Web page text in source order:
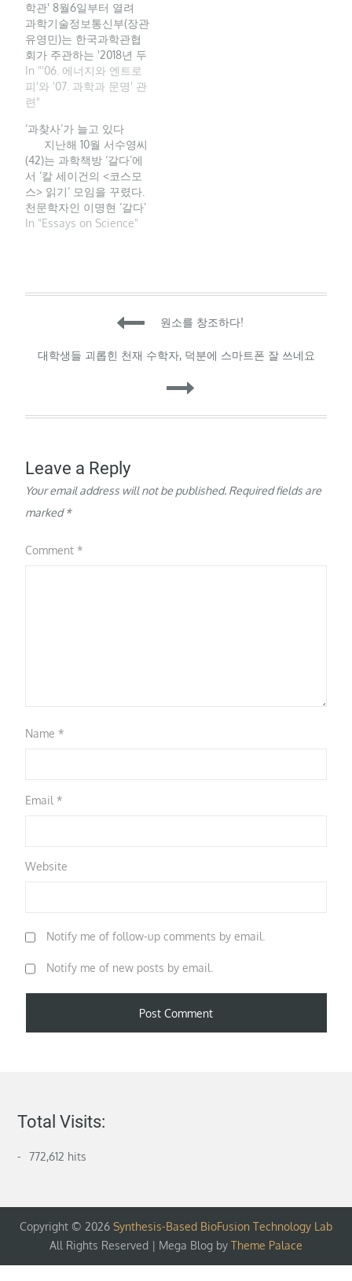
학관' 8월6일부터 열려
과학기술정보통신부(장관
유영민)는 한국과학관협
회가 주관하는 '2018년 두
드림 프로젝트' 사업의 일
환으로 추진되는 '찾아가
는 과학관'이 오는 8월6일
개최된다고 30일 밝혔다.
두드림 프로젝트 사업(이
하 두드림)은 과학문화 소
외지역 및 사회배려계층
학생을 대상으로 다양한
과학문화 체험 서비스를
제공해 지역·계층 간 과학
In "'06. 에너지와 엔트로
피'와 '07. 과학과 문명' 관
련"
‘과찾사’가 늘고 있다
지난해 10월 서수영씨
(42)는 과학책방 ‘갈다’에
서 ‘칼 세이건의 <코스모
스> 읽기’ 모임을 꾸렸다.
천문학자인 이명현 ‘갈다’
대표를 길잡이로 10여명이
할까’ ‘행성은 동그랗게 생
겼는데 왜 우리는 별을 뾰
족뾰족한 모양으로 그릴
까’…
In "Essays on Science"
navigation
원소를 창조하다!
대학생들 괴롭힌 천재 수학자, 덕분에 스마트폰 잘 쓰네요
Leave a Reply
Your email address will not be published. Required fields are
marked*
Comment*
Name*
Email*
Website
Notify me of follow-up comments by email.
Notify me of new posts by email.
Total Visits:
772,612 hits
Copyright © 2026 Synthesis-Based BioFusion Technology Lab
All Rights Reserved | Mega Blog by Theme Palace